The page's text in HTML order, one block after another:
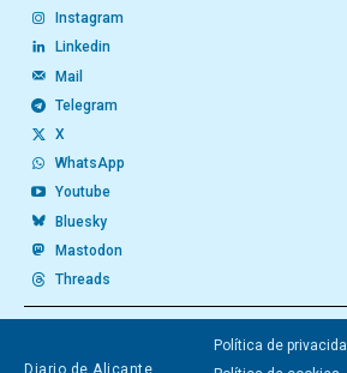
Instagram
Linkedin
Mail
Telegram
X
WhatsApp
Youtube
Bluesky
Mastodon
Threads
Política de